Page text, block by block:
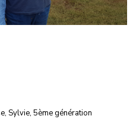
Sylvie, 5ème génération